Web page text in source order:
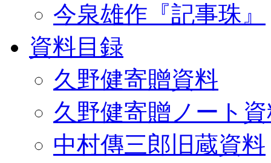
今泉雄作『記事珠』
資料目録
久野健寄贈資料
久野健寄贈ノート
中村傳三郎旧蔵資料